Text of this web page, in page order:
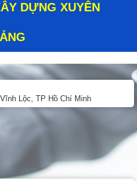
DỰNG XUYÊN
Lộc, TP Hồ Chí Minh